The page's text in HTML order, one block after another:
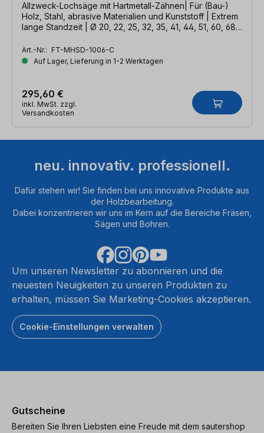
Allzweck-Lochsäge mit Hartmetall-Zähnen| Für (Bau-)
Holz, Stahl, abrasive Materialien und Kunststoff | Extrem
lange Standzeit | Ø 20, 22, 25, 32, 35, 41, 44, 51, 60, 68,
Art.-Nr.: FT-MHSD-1006-C
Auf Lager, Lieferung in 1-2 Werktagen
295,60 €
inkl. MwSt. zzgl.
Versandkosten
neu. innovativ. professionell.
Dafür stehen wir! Sie finden bei uns innovative Produkte aus
der Holzbearbeitung.
Dabei konzentrieren wir uns im Kern auf die Bereiche Fräsen,
Sägen und Bohren.
Um unseren Newsletter zu abonnieren und die
neuesten Neuigkeiten zu unseren Produkten zu
erhalten, müssen Sie Marketing-Cookies akzeptieren.
Cookie-Einstellungen verwalten
Gutscheine
Bereiten Sie Ihren Liebsten eine Freude mit dem sautershop